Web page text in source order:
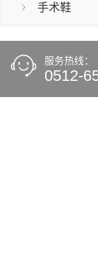
手术鞋
服务热线：
0512-